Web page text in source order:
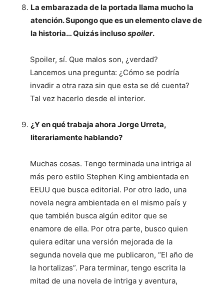
La embarazada de la portada llama mucho la
atención. Supongo que es un elemento clave de
la historia… Quizás inclusospoiler.
Spoiler, sí. Que malos son, ¿verdad?
Lancemos una pregunta: ¿Cómo se podría
invadir a otra raza sin que esta se dé cuenta?
Tal vez hacerlo desde el interior.
¿Y en qué trabaja ahora Jorge Urreta,
literariamente hablando?
Muchas cosas. Tengo terminada una intriga al
más pero estilo Stephen King ambientada en
EEUU que busca editorial. Por otro lado, una
novela negra ambientada en el mismo país y
que también busca algún editor que se
enamore de ella. Por otra parte, busco quien
quiera editar una versión mejorada de la
segunda novela que me publicaron, “El año de
la hortalizas”. Para terminar, tengo escrita la
mitad de una novela de intriga y aventura,